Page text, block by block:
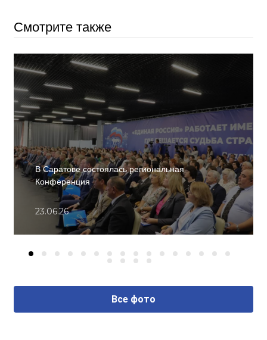
Смотрите также
В Саратове состоялась региональная
Конференция
23.06.26
Все фото